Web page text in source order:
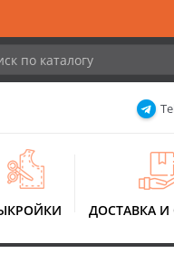
ДОСТАВКА И